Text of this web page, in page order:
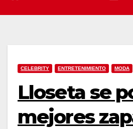
CELEBRITY ENTRETENIMIENTO MODA
Lloseta se
mejores